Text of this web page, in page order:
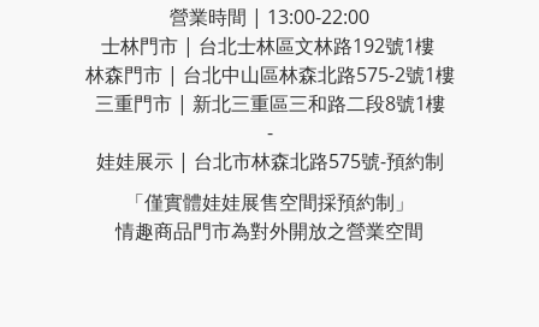
營業時間 | 13:00-22:00
士林門市 | 台北士林區文林路192號1樓
林森門市 | 台北中山區林森北路575-2號1樓
三重門市 | 新北三重區三和路二段8號1樓
-
娃娃展示 | 台北市林森北路575號-預約制
「僅實體娃娃展售空間採預約制」
情趣商品門市為對外開放之營業空間